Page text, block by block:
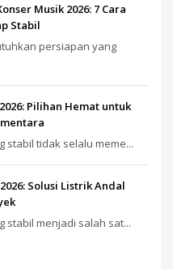
Musik 2026: 7 Cara
Stabil
persiapan yang
Pilihan Hemat untuk
stabil tidak selalu meme...
Solusi Listrik Andal
stabil menjadi salah sat...